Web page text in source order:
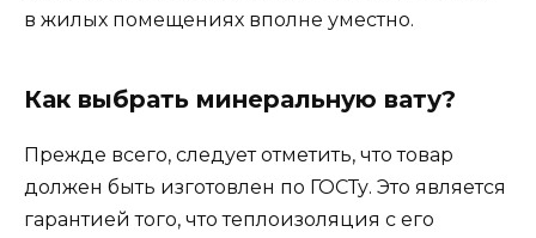
в жилых помещениях вполне уместно.
Как выбрать минеральную вату?
Прежде всего, следует отметить, что товар
должен быть изготовлен по ГОСТу. Это является
гарантией того, что теплоизоляция с его